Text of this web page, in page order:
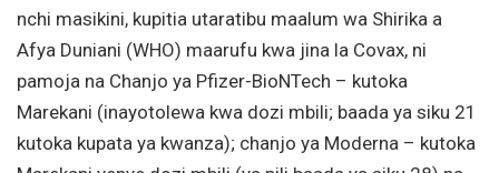
nchi masikini, kupitia utaratibu maalum wa Shirika a
Afya Duniani (WHO) maarufu kwa jina la Covax, ni
pamoja na Chanjo ya Pfizer-BioNTech – kutoka
Marekani (inayotolewa kwa dozi mbili; baada ya siku 21
kutoka kupata ya kwanza); chanjo ya Moderna – kutoka